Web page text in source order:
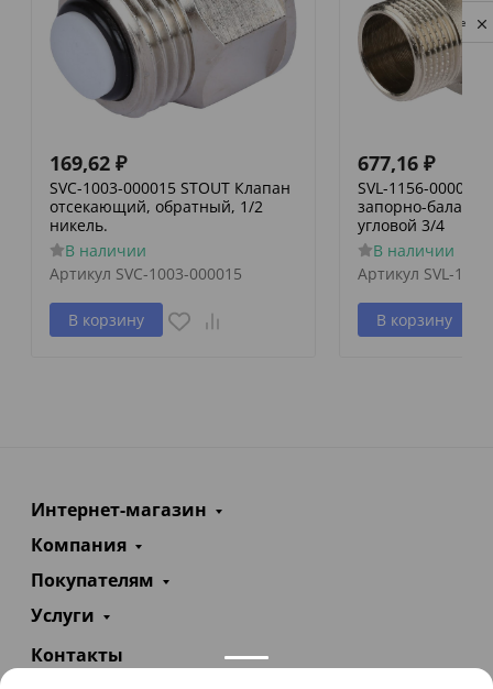
169,62 ₽
SVC-1003-000015 STOUT Клапан
отсекающий, обратный, 1/2
никель.
В наличии
Артикул SVC-1003-000015
В корзину
677,16 ₽
SVL-1156-000020
запорно-
угловой 3/4
В наличии
Артикул SVL-
В корзину
Интернет-магазин
Компания
Покупателям
Услуги
Контакты
Privacy notice